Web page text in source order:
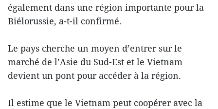
également dans une région importante pour la
Biélorussie, a-t-il confirmé.
Le pays cherche un moyen d’entrer sur le
marché de l’Asie du Sud-Est et le Vietnam
devient un pont pour accéder à la région.
Il estime que le Vietnam peut coopérer avec la